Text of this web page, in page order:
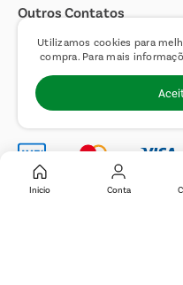
Utilizamos cookies para
compra. Para mais
Inicio Conta
Outros Contatos
Negócios Imobiliários
Trabalhe Conosco